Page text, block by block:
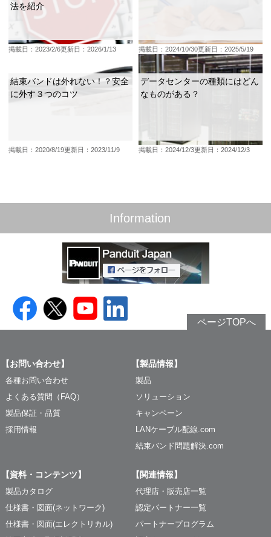
法を紹介
掲載日：2023/2/6更新日：2026/1/13 掲載日：2024/10/30更新日：2025/5/19
結束バンドは外れない！？安全
に外す３つのコツ
掲載日：2020/8/19更新日：2023/11/9
データセンターの種類にはどん
なものがある？
掲載日：2024/12/3更新日：2024/12/3
Information
ページTOPへ
【お問い合わせ】
各種お問い合わせ
よくある質問（FAQ）
製品保証・品質
採用情報
【製品情報】
製品
ソリューション
キャンペーン
LANケーブル配線.com
結束バンド問題解決.com
【資料・コンテンツ】
製品カタログ
仕様書・図面(ネットワーク)
仕様書・図面(エレクトリカル)
【関連情報】
代理店・販売店一覧
認定パートナー一覧
パートナープログラム